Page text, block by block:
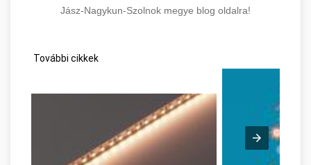
Jász-Nagykun-Szolnok megye blog oldalra!
További cikkek